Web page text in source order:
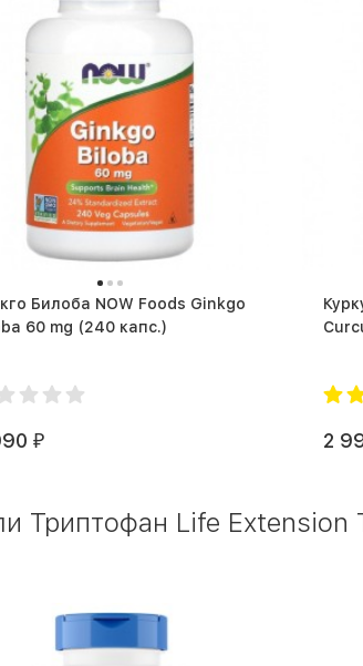
Билоба NOW Foods Ginkgo
Biloba 60 mg (240 капс.)
₽ 2
Триптофан Life